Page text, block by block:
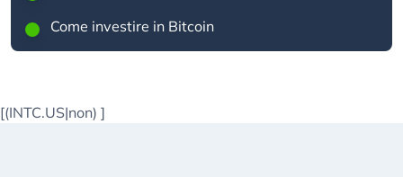
Come investire in Bitcoin
[(INTC.US|non) ]